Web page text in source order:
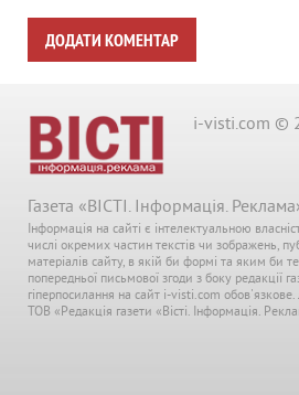
ДОДАТИ КОМЕНТАР
i-visti.com ©
Газета «ВІСТІ. Інформація.
Інформація на сайті є інтелектуальною
числі окремих частин текстів чи зображень,
матеріалів сайту, в якій би формі та яким би
попередньої письмової згоди з боку редакції
гіперпосилання на сайт i-visti.com
ТОВ «Редакція газети «Вісті. Інформація.